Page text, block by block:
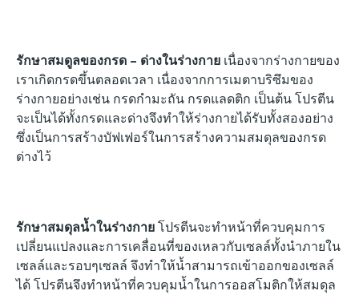
รักษาสมดูลของกรด – ด่างในร่างกาย เนื่องจากร่างกายของ
เราเกิดกรดขึ้นตลอดเวลา เนื่องจากการเมตาบริซึมของ
ร่างกายอย่างเช่น กรดกำมะถัน กรดแลดติก เป็นต้น โปรตีน
จะเป็นได้ทั้งกรดและด่างจึงทำให้ร่างกายได้รับทั้งสองอย่าง
ซึ่งเป็นการสร้างบัฟเฟอร์ในการสร้างความสมดุลของกรด
ด่างไว้
รักษาสมดุลน้ำในร่างกายโปรตีนจะทำหน้าที่ควบคุมการ
เปลี่ยนแปลงและการเคลื่อนที่ของเหลวกับเซลล์ทั้งนำภายใน
เซลล์และรอบๆเซลล์ จึงทำให้น้ำสามารถเข้าออกของเซลล์
ได้ โปรตีนจึงทำหน้าที่ควบคุมน้ำในการออสโมติกให้สมดุล